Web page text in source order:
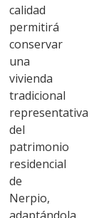
calidad
permitirá
conservar
una
vivienda
tradicional
representativa
del
patrimonio
residencial
de
Nerpio,